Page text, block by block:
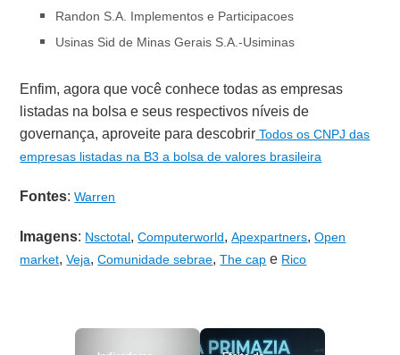
Randon S.A. Implementos e Participacoes
Usinas Sid de Minas Gerais S.A.-Usiminas
Enfim, agora que você conhece todas as empresas
listadas na bolsa e seus respectivos níveis de
governança, aproveite para descobrir Todos os CNPJ das
empresas listadas na B3 a bolsa de valores brasileira
Fontes:Warren
Imagens: Nsctotal,Computerworld,Apexpartners,Open
market,Veja,Comunidade sebrae,The cap e Rico